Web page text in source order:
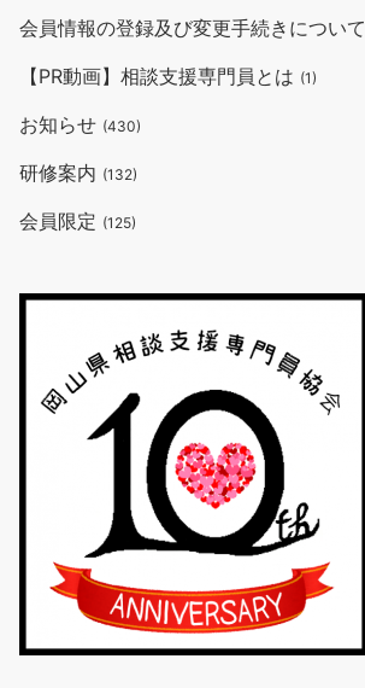
会員情報の登録及び変更手続きについて
【PR動画】相談支援専門員とは (1)
お知らせ (430)
研修案内 (132)
会員限定 (125)